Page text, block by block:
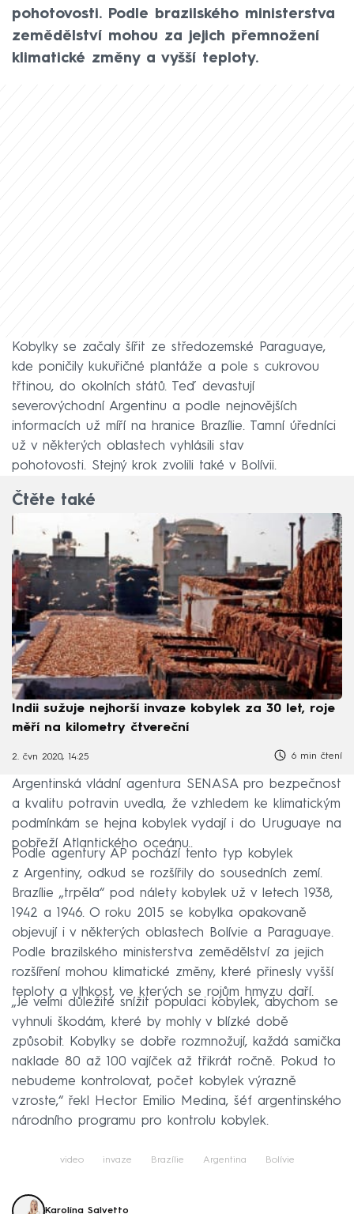
pohotovosti. Podle brazilského ministerstva
zemědělství mohou za jejich přemnožení
klimatické změny a vyšší teploty.
Kobylky se začaly šířit ze středozemské Paraguaye,
kde poničily kukuřičné plantáže a pole s cukrovou
třtinou, do okolních států. Teď devastují
severovýchodní Argentinu a podle nejnovějších
informacích už míří na hranice Brazílie. Tamní úředníci
už v některých oblastech vyhlásili stav
pohotovosti. Stejný krok zvolili také v Bolívii.
Čtěte také
Indii sužuje nejhorší invaze kobylek za 30 let, roje
měří na kilometry čtvereční
2. čvn 2020, 14:25 6 min čtení
Argentinská vládní agentura SENASA pro bezpečnost
a kvalitu potravin uvedla, že vzhledem ke klimatickým
podmínkám se hejna kobylek vydají i do Uruguaye na
pobřeží Atlantického oceánu..
Podle agentury AP pochází tento typ kobylek
z Argentiny, odkud se rozšířily do sousedních zemí.
Brazílie „trpěla“ pod nálety kobylek už v letech 1938,
1942 a 1946. O roku 2015 se kobylka opakovaně
objevují i v některých oblastech Bolívie a Paraguaye.
Podle brazilského ministerstva zemědělství za jejich
rozšíření mohou klimatické změny, které přinesly vyšší
teploty a vlhkost, ve kterých se rojům hmyzu daří.
„Je velmi důležité snížit populaci kobylek, abychom se
vyhnuli škodám, které by mohly v blízké době
způsobit. Kobylky se dobře rozmnožují, každá samička
naklade 80 až 100 vajíček až třikrát ročně. Pokud to
nebudeme kontrolovat, počet kobylek výrazně
vzroste,“ řekl Hector Emilio Medina, šéf argentinského
národního programu pro kontrolu kobylek.
video invaze Brazílie Argentina Bolívie
Karolína Salvetto